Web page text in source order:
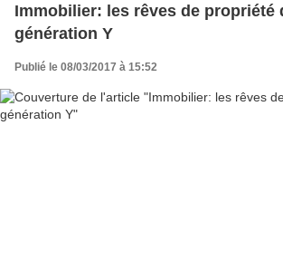
Immobilier: les rêves de propriété
génération Y
Publié le 08/03/2017 à 15:52